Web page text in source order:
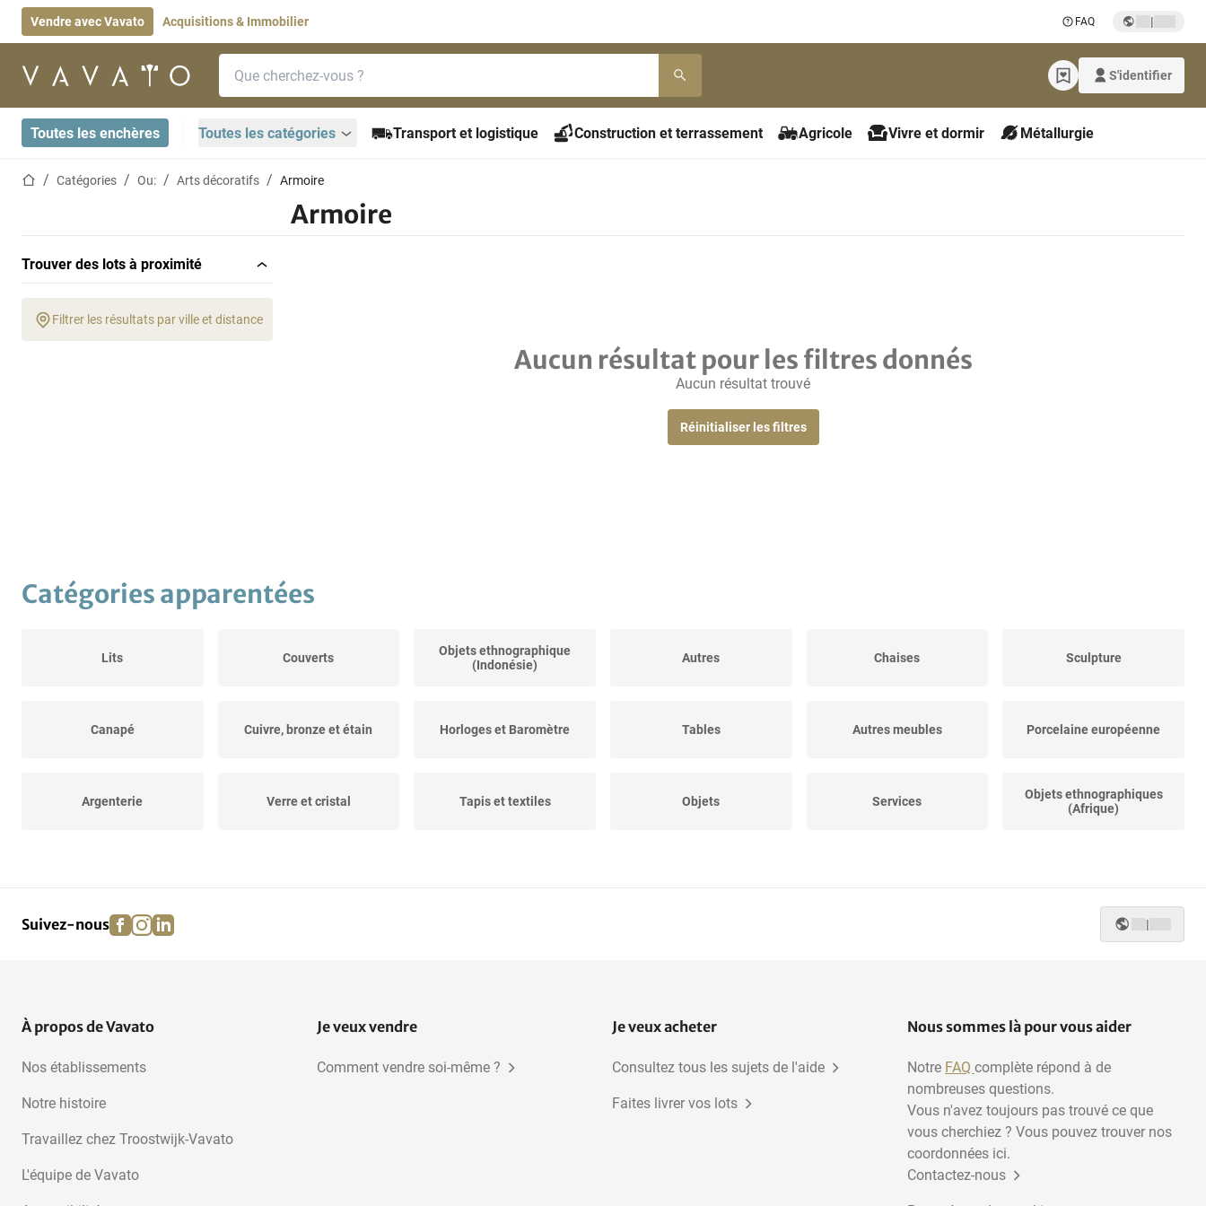
Vendre avec Vavato Acquisitions & Immobilier FAQ |
Page d'accueil S'identifier
Toutes les enchères Toutes les catégories Transport et logistique Construction et terrassement Agricole Vivre et dormir Métallurgie
Page d'accueil
Catégories Ou: Arts décoratifs Armoire
Armoire
Trouver des lots à proximité
Filtrer les résultats par ville et distance
Aucun résultat pour les filtres donnés
Aucun résultat trouvé
Réinitialiser les filtres
Catégories apparentées
Lits Couverts
Objets ethnographique
(Indonésie)
Autres Chaises Sculpture
Canapé Cuivre, bronze et étain Horloges et Baromètre Tables Autres meubles Porcelaine européenne
Argenterie Verre et cristal Tapis et textiles Objets Services
Objets ethnographiques
(Afrique)
Suivez-nous facebook
instagram
linkedin |
À propos de Vavato
Nos établissements
Notre histoire
Travaillez chez Troostwijk-Vavato
L'équipe de Vavato
Je veux vendre
Comment vendre soi-même ?
Je veux acheter
Consultez tous les sujets de l'aide
Faites livrer vos lots
Nous sommes là pour vous aider
Notre FAQ complète répond à de
nombreuses questions.
Vous n'avez toujours pas trouvé ce que
vous cherchiez ? Vous pouvez trouver nos
coordonnées ici.
Contactez-nous